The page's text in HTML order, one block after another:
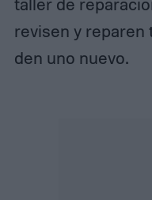
revisen y reparen
den uno nuevo.